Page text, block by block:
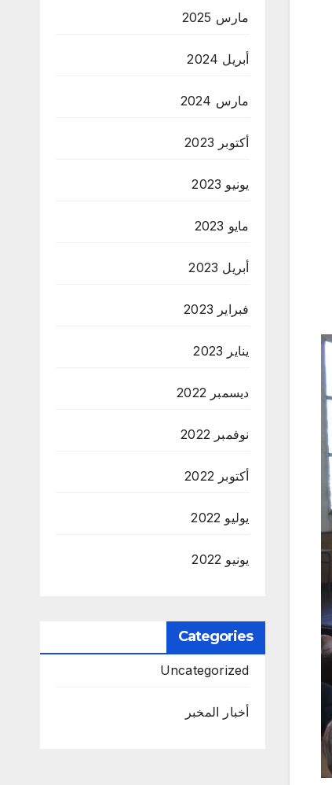
مارس 2025
أبريل 2024
مارس 2024
أكتوبر 2023
يونيو 2023
مايو 2023
أبريل 2023
فبراير 2023
يناير 2023
ديسمبر 2022
نوفمبر 2022
أكتوبر 2022
يوليو 2022
يونيو 2022
Categories
Uncategorized
أخبار المخبر